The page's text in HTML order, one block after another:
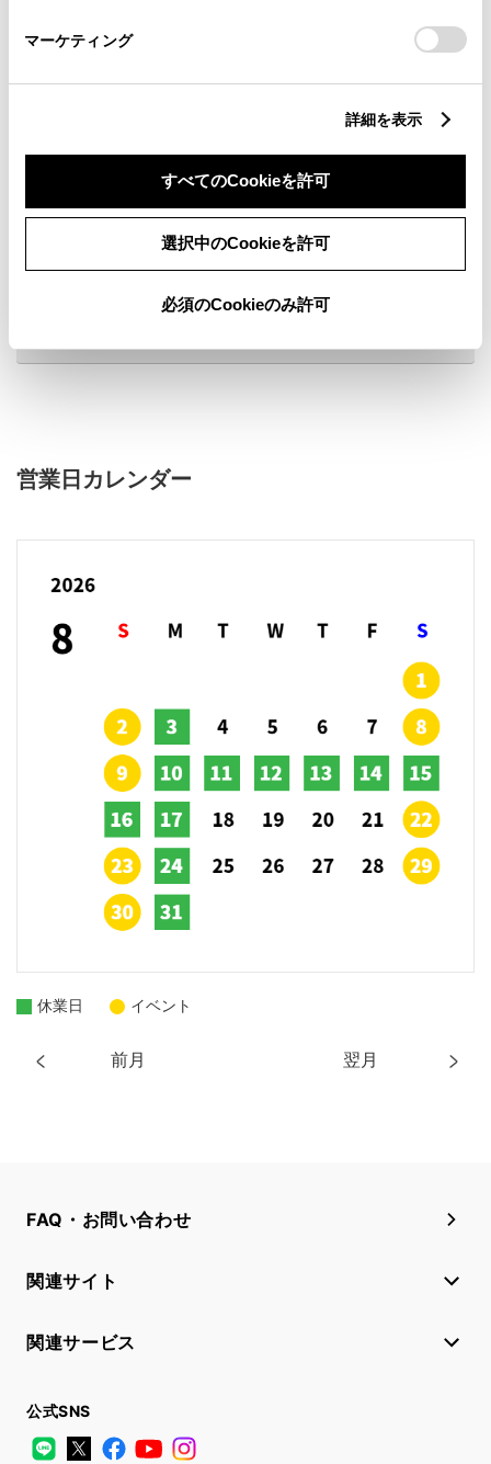
マーケティング
詳細を表示
すべてのCookieを許可
選択中のCookieを許可
必須のCookieのみ許可
車検・整備・メンテナンス取
ベビーシート（おむつ交換用
営業日カレンダー
前月 翌月
休業日 イベント
FAQ・お問い合わせ
関連サイト
関連サービス
公式SNS
LINE
X FacebookYouTube